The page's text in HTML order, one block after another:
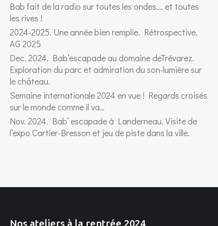
Bab fait de la radio sur toutes les ondes…. et toutes
les rives !
2024-2025. Une année bien remplie. Rétrospective.
AG 2025
Dec. 2024. Bab’escapade au domaine deTrévarez.
Exploration du parc et admiration du son-lumière sur
le château.
Semaine internationale 2024 en vue ! Regards croisés
sur le monde comme il va…
Nov. 2024. Bab’ escapade à Landerneau. Visite de
l’expo Cartier-Bresson et jeu de piste dans la ville.
Nos ateliers à la rentrée 2024